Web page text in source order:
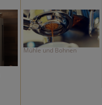
Mühle und Bohnen